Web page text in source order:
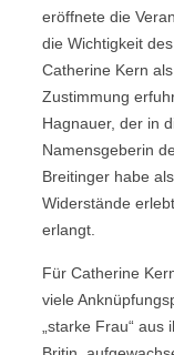
eröffnete die
die Wichtigkeit
Catherine Kern
Zustimmung
Hagnauer, der in
Namensgeberin
Breitinger habe
Widerstände
erlangt.
Für Catherine
viele
„starke Frau“